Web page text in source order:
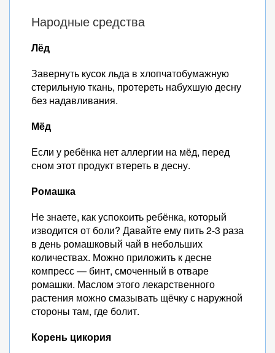
Народные средства
Лёд
Завернуть кусок льда в хлопчатобумажную
стерильную ткань, протереть набухшую десну
без надавливания.
Мёд
Если у ребёнка нет аллергии на мёд, перед
сном этот продукт втереть в десну.
Ромашка
Не знаете, как успокоить ребёнка, который
изводится от боли? Давайте ему пить 2-3 раза
в день ромашковый чай в небольших
количествах. Можно приложить к десне
компресс — бинт, смоченный в отваре
ромашки. Маслом этого лекарственного
растения можно смазывать щёчку с наружной
стороны там, где болит.
Корень цикория